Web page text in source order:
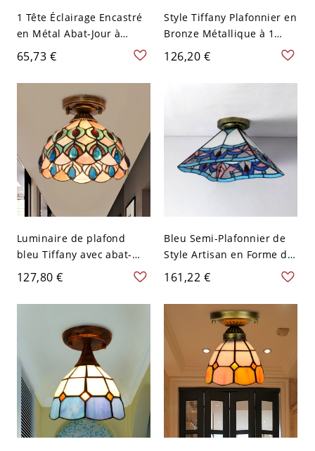
1 Tête Éclairage Encastré
en Métal Abat-Jour à
Dôme en Vitrail Plafonnier
Style Tiffany - Blanc 110
V-120 V
65,73 €
Style Tiffany Plafonnier en
Bronze Métallique à 1
Lumière Luminaire
Encastré avec Abat-Jour
de Bol en Vitrail - Bronze
126,20 €
Luminaire de plafond
bleu Tiffany avec abat-
jour en coquillage à
bijoux pour couloir
unique
127,80 €
Bleu Semi-Plafonnier de
Style Artisan en Forme de
Pyramide en Vitrail à 1
Ampoule Luminaire
Encastré pour Balcon -
Bleu 110 V-120 V
161,22 €